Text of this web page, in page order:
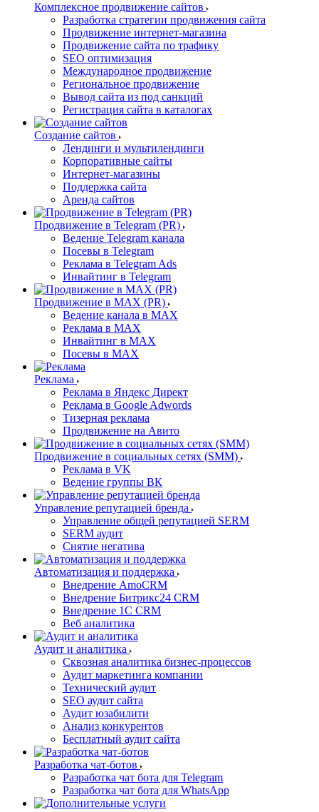
Комплексное продвижение сайтов
Разработка стратегии продвижения сайта
Продвижение интернет-магазина
Продвижение сайта по трафику
SEO оптимизация
Международное продвижение
Региональное продвижение
Вывод сайта из под санкций
Регистрация сайта в каталогах
Создание сайтов
Лендинги и мультилендинги
Корпоративные сайты
Интернет-магазины
Поддержка сайта
Аренда сайтов
Продвижение в Telegram (PR)
Ведение Telegram канала
Посевы в Telegram
Реклама в Telegram Ads
Инвайтинг в Telegram
Продвижение в MAX (PR)
Ведение канала в MAX
Реклама в MAX
Инвайтинг в MAX
Посевы в MAX
Реклама
Реклама в Яндекс Директ
Реклама в Google Adwords
Тизерная реклама
Продвижение на Авито
Продвижение в социальных сетях (SMM)
Реклама в VK
Ведение группы ВК
Управление репутацией бренда
Управление общей репутацией SERM
SERM аудит
Снятие негатива
Автоматизация и поддержка
Внедрение AmoCRM
Внедрение Битрикс24 CRM
Внедрение 1C CRM
Веб аналитика
Аудит и аналитика
Сквозная аналитика бизнес-процессов
Аудит маркетинга компании
Технический аудит
SEO аудит сайта
Аудит юзабилити
Анализ конкурентов
Бесплатный аудит сайта
Разработка чат-ботов
Разработка чат бота для Telegram
Разработка чат бота для WhatsApp